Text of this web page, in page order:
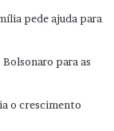
pede ajuda para
para as
o crescimento